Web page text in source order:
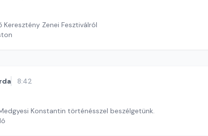
Zenei Fesztiválról
8:42
Konstantin történésszel beszélgetünk.